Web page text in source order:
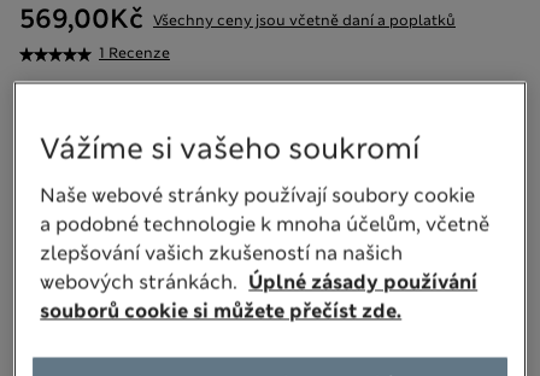
1 Recenze
569,00Kč Všechny ceny jsou včetně daní a poplatků
Vyprodáno
VELIKOST Jakou mám velikost?
Vážíme si vašeho soukromí
Naše webové stránky používají soubory cookie
a podobné technologie k mnoha účelům, včetně
zlepšování vašich zkušeností na našich
webových stránkách. Úplné zásady používání
souborů cookie si můžete přečíst zde.